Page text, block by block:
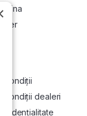
condiții
condiții dealeri